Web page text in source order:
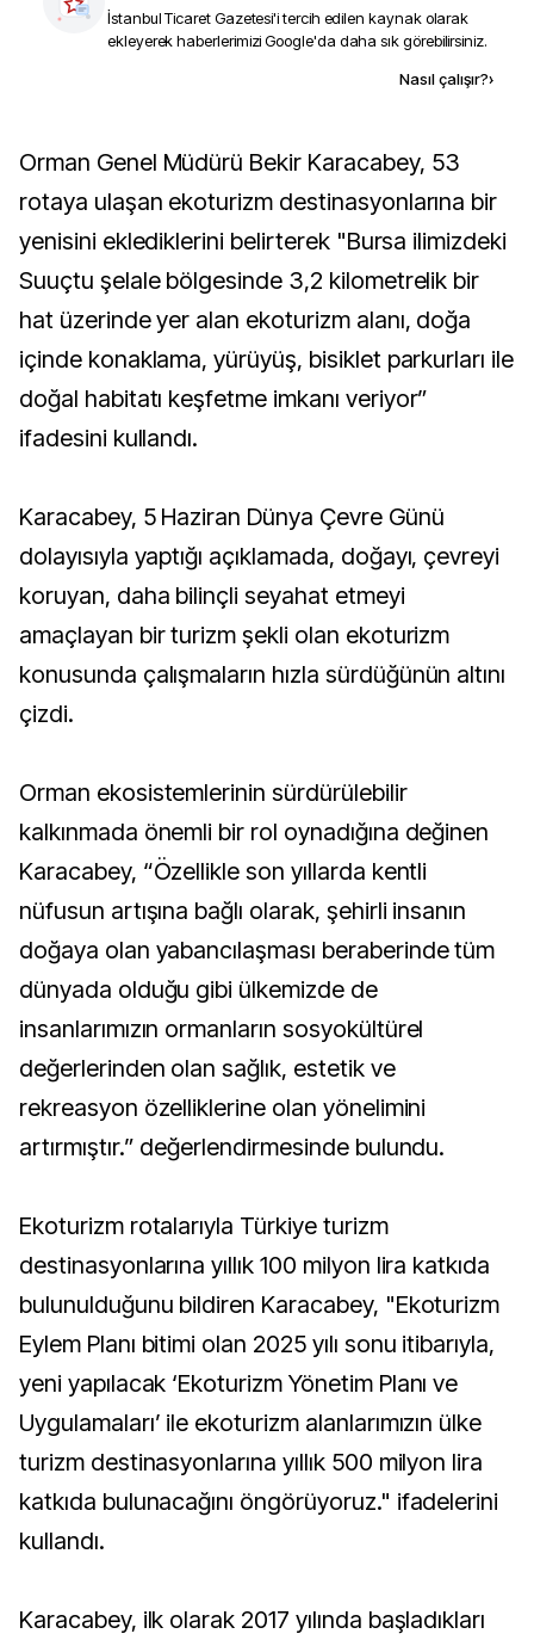
İstanbul Ticaret Gazetesi'i tercih edilen kaynak olarak
ekleyerek haberlerimizi Google'da daha sık görebilirsiniz.
Nasıl çalışır?›
Orman Genel Müdürü Bekir Karacabey, 53
rotaya ulaşan ekoturizm destinasyonlarına bir
yenisini eklediklerini belirterek "Bursa ilimizdeki
Suuçtu şelale bölgesinde 3,2 kilometrelik bir
hat üzerinde yer alan ekoturizm alanı, doğa
içinde konaklama, yürüyüş, bisiklet parkurları ile
doğal habitatı keşfetme imkanı veriyor”
ifadesini kullandı.
Karacabey, 5 Haziran Dünya Çevre Günü
dolayısıyla yaptığı açıklamada, doğayı, çevreyi
koruyan, daha bilinçli seyahat etmeyi
amaçlayan bir turizm şekli olan ekoturizm
konusunda çalışmaların hızla sürdüğünün altını
çizdi.
Orman ekosistemlerinin sürdürülebilir
kalkınmada önemli bir rol oynadığına değinen
Karacabey, “Özellikle son yıllarda kentli
nüfusun artışına bağlı olarak, şehirli insanın
doğaya olan yabancılaşması beraberinde tüm
dünyada olduğu gibi ülkemizde de
insanlarımızın ormanların sosyokültürel
değerlerinden olan sağlık, estetik ve
rekreasyon özelliklerine olan yönelimini
artırmıştır.” değerlendirmesinde bulundu.
Ekoturizm rotalarıyla Türkiye turizm
destinasyonlarına yıllık 100 milyon lira katkıda
bulunulduğunu bildiren Karacabey, "Ekoturizm
Eylem Planı bitimi olan 2025 yılı sonu itibarıyla,
yeni yapılacak ‘Ekoturizm Yönetim Planı ve
Uygulamaları’ ile ekoturizm alanlarımızın ülke
turizm destinasyonlarına yıllık 500 milyon lira
katkıda bulunacağını öngörüyoruz." ifadelerini
kullandı.
Karacabey, ilk olarak 2017 yılında başladıkları